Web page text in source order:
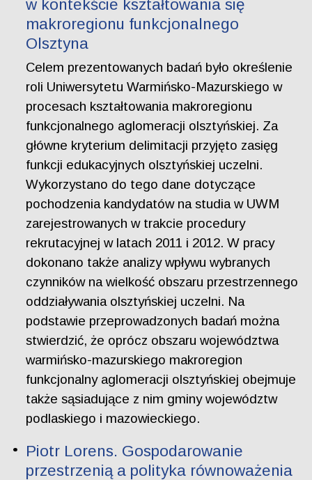
w kontekście kształtowania się
makroregionu funkcjonalnego
Olsztyna
Celem prezentowanych badań było określenie
roli Uniwersytetu Warmińsko-Mazurskiego w
procesach kształtowania makroregionu
funkcjonalnego aglomeracji olsztyńskiej. Za
główne kryterium delimitacji przyjęto zasięg
funkcji edukacyjnych olsztyńskiej uczelni.
Wykorzystano do tego dane dotyczące
pochodzenia kandydatów na studia w UWM
zarejestrowanych w trakcie procedury
rekrutacyjnej w latach 2011 i 2012. W pracy
dokonano także analizy wpływu wybranych
czynników na wielkość obszaru przestrzennego
oddziaływania olsztyńskiej uczelni. Na
podstawie przeprowadzonych badań można
stwierdzić, że oprócz obszaru województwa
warmińsko-mazurskiego makroregion
funkcjonalny aglomeracji olsztyńskiej obejmuje
także sąsiadujące z nim gminy województw
podlaskiego i mazowieckiego.
Piotr Lorens. Gospodarowanie
przestrzenią a polityka równoważenia